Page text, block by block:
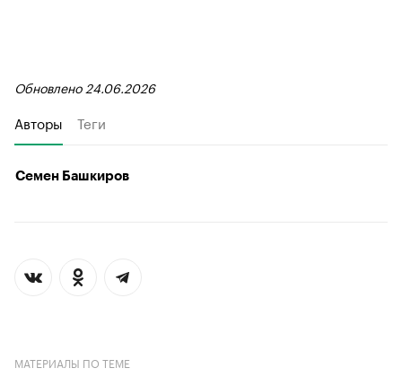
Обновлено 24.06.2026
Авторы Теги
Семен Башкиров
МАТЕРИАЛЫ ПО ТЕМЕ